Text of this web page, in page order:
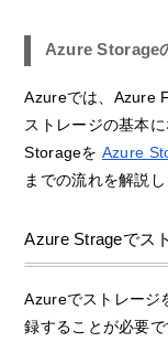
Azure Storage
Azureでは、Azure
ストレージの基本
Storageを Azure
までの流れを解説し
Azure Strageでス
Azureでストレージ
録することが必要